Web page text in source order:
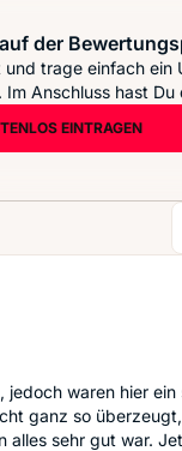
der
trage einfach ein
Im Anschluss hast
EINTRAGEN
jedoch waren hier
ganz so
alles sehr gut war.